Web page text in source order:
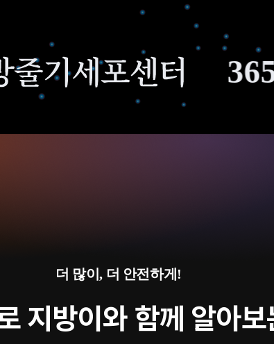
365mc
더 많이, 더 안전하게!
지방이와 함께 알아보